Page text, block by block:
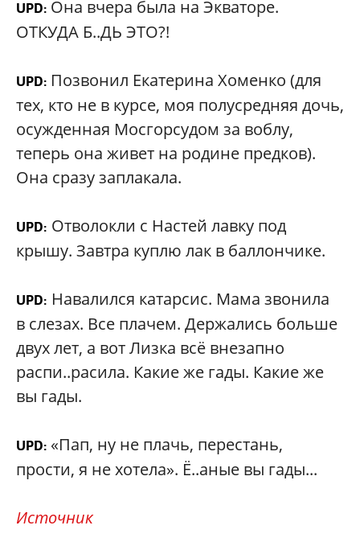
UPD: Она вчера была на Экваторе.
ОТКУДА Б..ДЬ ЭТО?!
UPD: Позвонил Екатерина Хоменко (для
тех, кто не в курсе, моя полусредняя дочь,
осужденная Мосгорсудом за воблу,
теперь она живет на родине предков).
Она сразу заплакала.
UPD: Отволокли с Настей лавку под
крышу. Завтра куплю лак в баллончике.
UPD: Навалился катарсис. Мама звонила
в слезах. Все плачем. Держались больше
двух лет, а вот Лизка всё внезапно
распи..расила. Какие же гады. Какие же
вы гады.
UPD: «Пап, ну не плачь, перестань,
прости, я не хотела». Ё..аные вы гады...
Источник